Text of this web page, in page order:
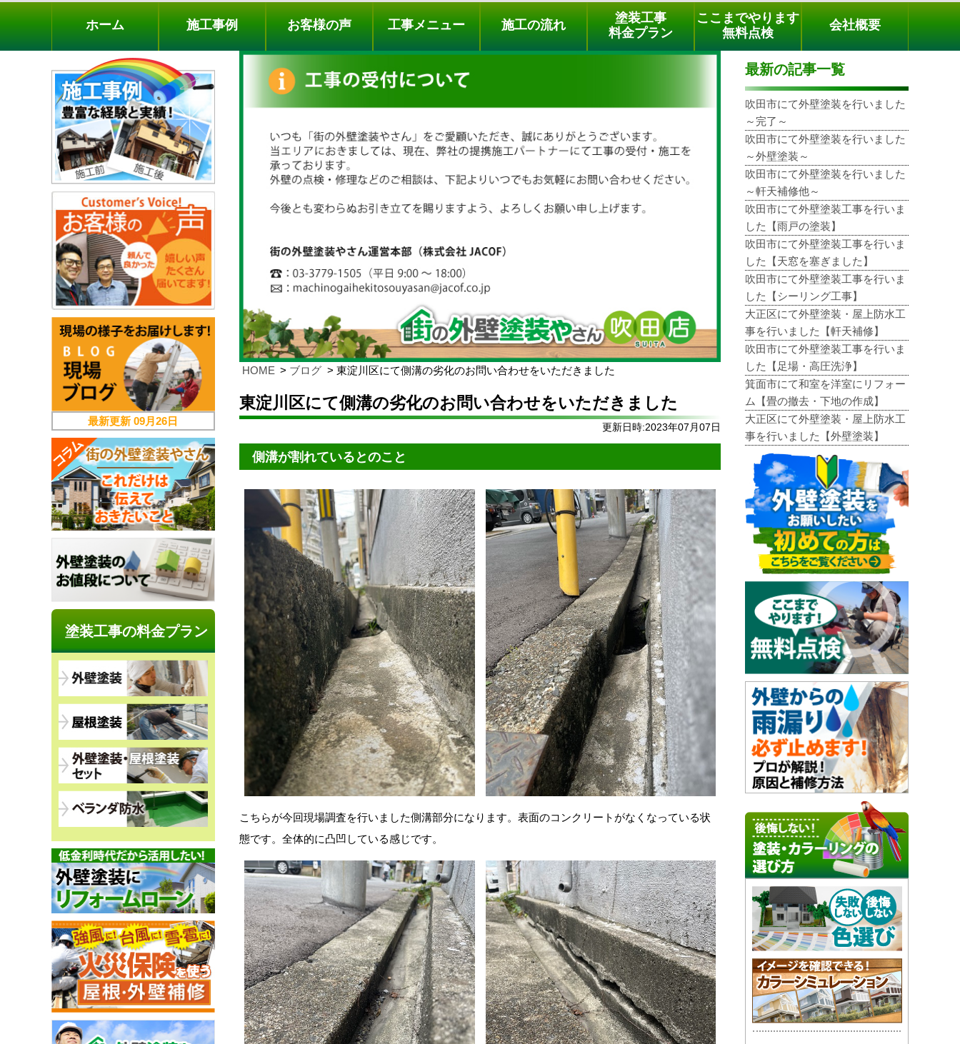
料金プラン 無料点検
電話でのご相談
[9時～18時まで受付中]
phone
ホーム 施工事例 お客様の声 工事メニュー 施工の流れ
塗装工事
料金プラン
ここまでやります
無料点検
会社概要
HOME ブログ 東淀川区にて側溝の劣化のお問い合わせをいただきました
東淀川区にて側溝の劣化のお問い合わせをいただきました
更新日時:2023年07月07日
側溝が割れているとのこと
こちらが今回現場調査を行いました側溝部分になります。表面のコンクリートがなくなっている状
態です。全体的に凸凹している感じです。
最新の記事一覧
吹田市にて外壁塗装を行いました
～完了～
吹田市にて外壁塗装を行いました
～外壁塗装～
吹田市にて外壁塗装を行いました
～軒天補修他～
吹田市にて外壁塗装工事を行いま
した【雨戸の塗装】
吹田市にて外壁塗装工事を行いま
した【天窓を塞ぎました】
吹田市にて外壁塗装工事を行いま
した【シーリング工事】
大正区にて外壁塗装・屋上防水工
事を行いました【軒天補修】
吹田市にて外壁塗装工事を行いま
した【足場・高圧洗浄】
箕面市にて和室を洋室にリフォー
ム【畳の撤去・下地の作成】
大正区にて外壁塗装・屋上防水工
事を行いました【外壁塗装】
最新更新09月26日
塗装工事の料金プラン